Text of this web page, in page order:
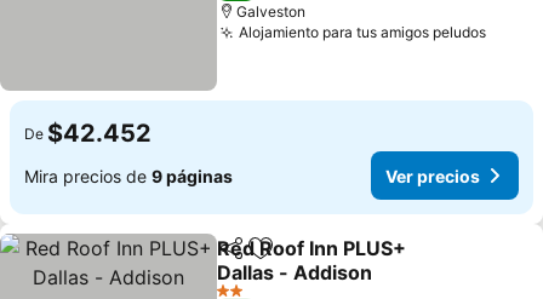
Galveston
Alojamiento para tus amigos peludosVer
De $42.452
Mira precios de 9 páginas Ver precios
CompartirAgregar a favoritos
Red Roof Inn PLUS+
Dallas - Addison